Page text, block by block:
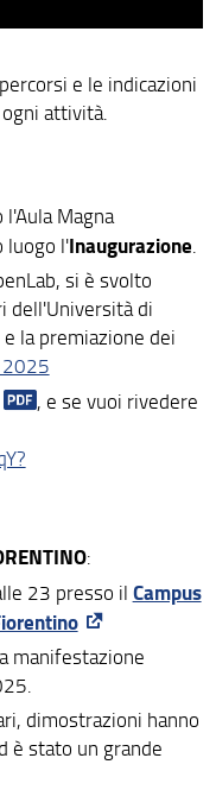
e le indicazioni
attività.
Magna
luogo l'Inaugurazione.
si è svolto
dell'Università di
la premiazione dei
2025
, e se vuoi rivedere
:
23 presso il Campus
manifestazione
dimostrazioni hanno
è stato un grande